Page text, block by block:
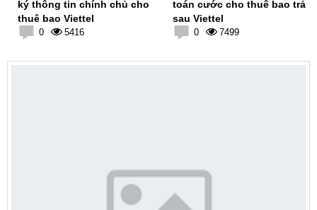
ký thông tin chính chủ cho
thuê bao Viettel
0 5416
toán cước cho thuê bao trả
sau Viettel
0 7499